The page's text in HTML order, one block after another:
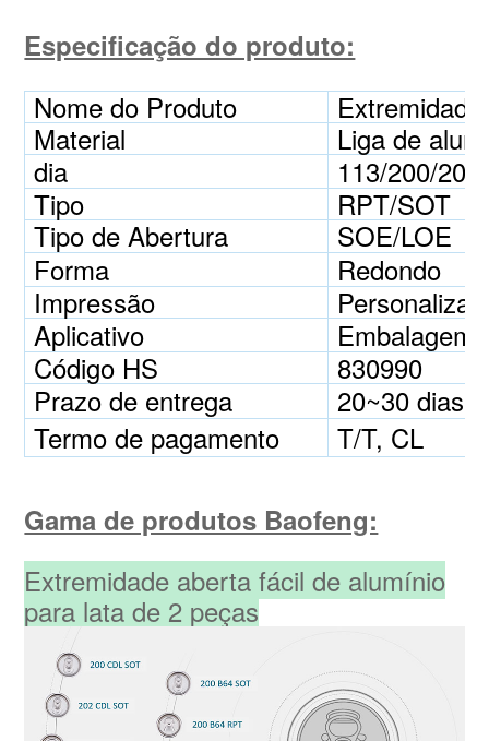
Especificação do produto:
Nome do Produto
Material
Liga de
dia
113/200/
Tipo
RPT/SOT
Tipo de Abertura
SOE/LOE
Forma
Redondo
Impressão
Aplicativo
Embalagem
Código HS
830990
Prazo de entrega
20~30 dias
Termo de pagamento
T/T, CL
Gama de produtos Baofeng:
Extremidade aberta fácil de alumínio
para lata de 2 peças